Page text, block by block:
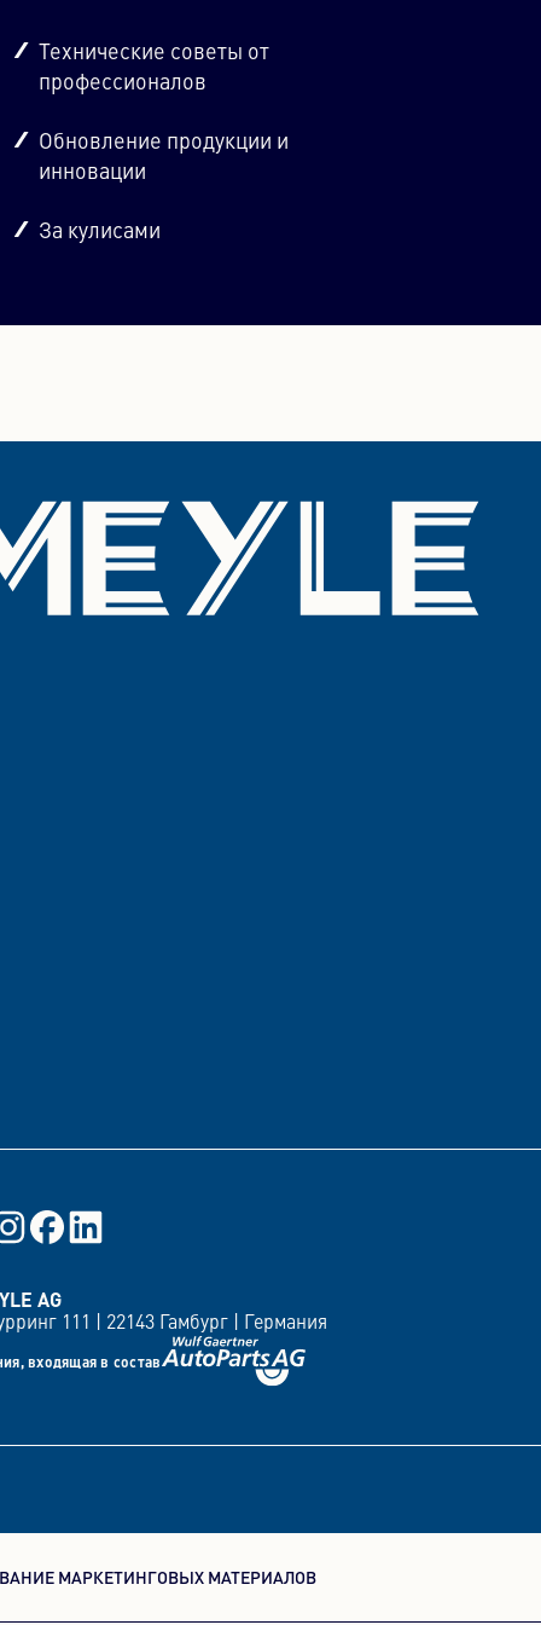
Технические советы от
профессионалов
Обновление продукции и
инновации
За кулисами
AG
111 | 22143 Гамбург | Германия
входящая в состав
МАРКЕТИНГОВЫХ МАТЕРИАЛОВ